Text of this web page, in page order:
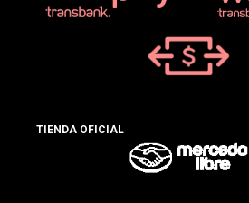
TIENDA OFICIAL